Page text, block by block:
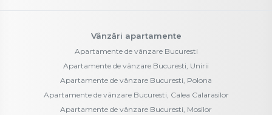
Vânzări apartamente
Apartamente de vânzare Bucuresti
Apartamente de vânzare Bucuresti, Unirii
Apartamente de vânzare Bucuresti, Polona
Apartamente de vânzare Bucuresti, Calea Calarasilor
Apartamente de vânzare Bucuresti, Mosilor